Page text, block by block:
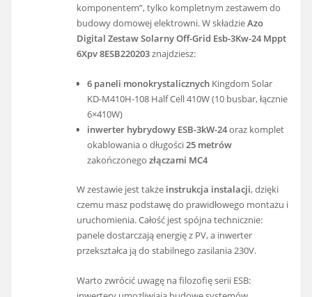
komponentem”, tylko kompletnym zestawem do
budowy domowej elektrowni. W składzieAzo
Digital Zestaw Solarny Off-Grid Esb-3Kw-24 Mppt
6Xpv 8ESB220203znajdziesz:
6 paneli monokrystalicznychKingdom Solar
KD-M410H-108 Half Cell 410W (10 busbar, łącznie
6×410W)
inwerter hybrydowy ESB-3kW-24oraz komplet
okablowania o długości 25 metrów
zakończonego złączami MC4
W zestawie jest także instrukcja instalacji, dzięki
czemu masz podstawę do prawidłowego montażu i
uruchomienia. Całość jest spójna technicznie:
panele dostarczają energię z PV, a inwerter
przekształca ją do stabilnego zasilania 230V.
Warto zwrócić uwagę na filozofię serii ESB: